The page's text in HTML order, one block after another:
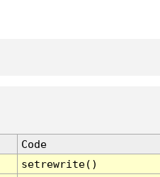
Code
setrewrite()